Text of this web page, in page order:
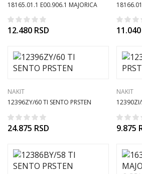
18165.01.1 E00.906.1 MAJORICA
NAKIT MINĐUŠE
12.480 RSD
NAKIT
11.040
NAKIT
12396ZY/60 TI SENTO PRSTEN
24.875 RSD
NAKIT
12390ZI/
9.875